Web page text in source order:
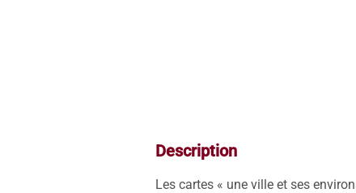
Description
Les cartes « une ville et ses